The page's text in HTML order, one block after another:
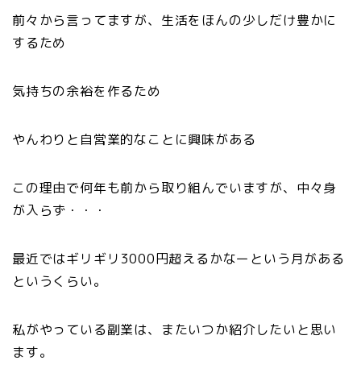
前々から言ってますが、生活をほんの少しだけ豊かに
するため
気持ちの余裕を作るため
やんわりと自営業的なことに興味がある
この理由で何年も前から取り組んでいますが、中々身
が入らず・・・
最近ではギリギリ3000円超えるかなーという月がある
というくらい。
私がやっている副業は、またいつか紹介したいと思い
ます。